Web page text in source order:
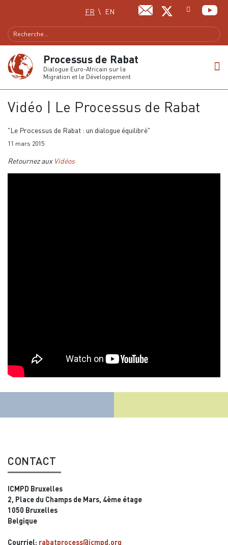
Sélectionnez votre langue
FR EN
Processus de Rabat
Dialogue Euro-Africain sur la
Migration et le Développement
Vidéo | Le Processus de Rabat
"Le Processus de Rabat : un dialogue équilibré"
11 mars 2015
Retournez aux Vidéos
CONTACT
ICMPD Bruxelles
2, Place du Champs de Mars, 4ème étage
1050 Bruxelles
Belgique
Courriel: rabatprocess@icmpd.org